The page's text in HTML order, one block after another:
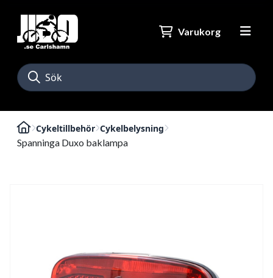
Varukorg
Cykeltillbehör Cykelbelysning
Spanninga Duxo baklampa